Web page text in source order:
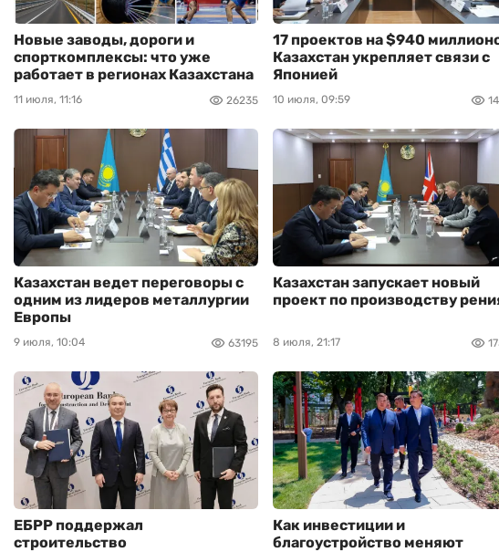
Новые заводы, дороги и
спорткомплексы: что уже
работает в регионах Казахстана
11 июля, 11:16 26235
17 проектов на $940
Казахстан укрепляет связи с
Японией
10 июля, 09:59
Казахстан ведет переговоры с
одним из лидеров металлургии
Европы
9 июля, 10:04 63195
Казахстан запускает новый
проект по производству
8 июля, 21:17
ЕБРР поддержал
строительство
Как инвестиции и
благоустройство меняют